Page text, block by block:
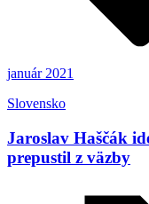
január 2021
Slovensko
Jaroslav Haščák
prepustil z väzby